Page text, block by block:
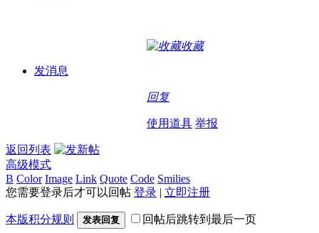
发消息
收藏
回复
使用道具 举报
返回列表
高级模式
B Color Image Link Quote Code Smilies
您需要登录后才可以回帖 登录 | 立即注册
本版积分规则 发表回复 回帖后跳转到最后一页